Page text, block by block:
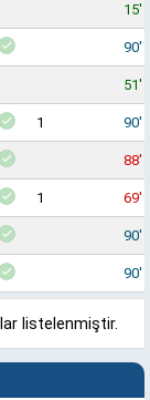
15'
90'
51'
1 90'
88'
1 69'
90'
90'
listelenmiştir.